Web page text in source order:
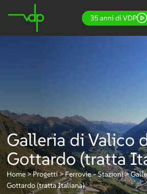
contenuto
35 anni di VDP
Galleria di Valico
Gottardo (tratta
Home>Progetti>Ferrovie – Stazioni>
Gottardo (tratta Italiana)